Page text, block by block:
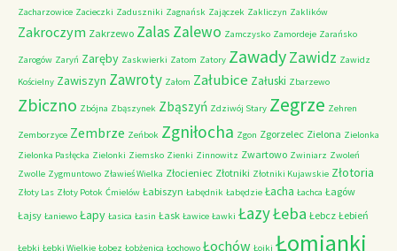
Zacharzowice Zacieczki Zaduszniki Zagnańsk Zajączek Zakliczyn Zaklików
Zakroczym Zakrzewo ZalasZalewo Zamczysko Zamordeje Zarańsko
Zarogów Zaryń Zaręby Zaskwierki Zatom Zatory ZawadyZawidz Zawidz
Kościelny Zawiszyn Zawroty Załom Załubice Załuski Zbarzewo
Zbiczno Zbójna Zbąszynek Zbąszyń Zdziwój Stary Zegrze Zehren
Zemborzyce Zembrze Zeńbok Zgniłocha Zgon Zgorzelec Zielona Zielonka
Zielonka Pasłęcka Zielonki Ziemsko Zienki Zinnowitz Zwartowo Zwiniarz Zwoleń
Zwolle Zygmuntowo Zławieś Wielka Złocieniec Złotniki Złotniki Kujawskie Złotoria
Złoty Las Złoty Potok Ćmielów Łabiszyn Łabędnik Łabędzie Łacha Łachca Łagów
Łajsy Łaniewo Łapy Łasica Łasin Łask Ławice Ławki ŁazyŁeba Łebcz Łebień
Łebki Łebki Wielkie Łobez Łobżenica Łochowo Łochów Łojki Łomianki